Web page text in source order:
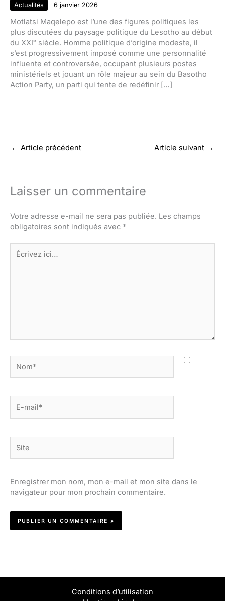
Actualités 6 janvier 2026
Motlatsi Maqelepo est l’une des figures politiques les
plus discutées du paysage politique du Lesotho au début
du XXIᵉ siècle. Homme politique d’origine modeste, il
s’est progressivement imposé comme une personnalité
influente et controversée, occupant plusieurs postes
ministériels et jouant un rôle majeur au sein du Basotho
Action Party, un parti qui tente de redéfinir […]
← Article précédent Article suivant →
Laisser un commentaire
Votre adresse e-mail ne sera pas publiée. Les champs
obligatoires sont indiqués avec *
Écrivez
ici…
mail*
Enregistrer mon nom, mon e-mail et mon site dans le
navigateur pour mon prochain commentaire.
Conditions d’utilisation